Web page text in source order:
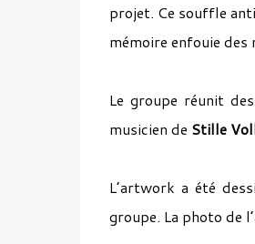
projet. Ce souffle
mémoire enfouie des
Le groupe réunit
musicien de Stille
L’artwork a été
groupe. La photo de